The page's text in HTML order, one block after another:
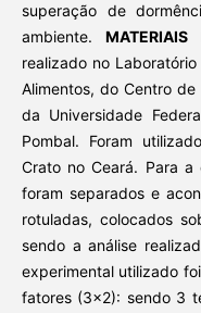
superação de
ambiente.
realizado no
Alimentos, do Centro de
da Universidade
Pombal. Foram
Crato no Ceará. Para
foram separados e
rotuladas, colocados
sendo a análise
experimental utilizado
fatores (3x2): sendo 3